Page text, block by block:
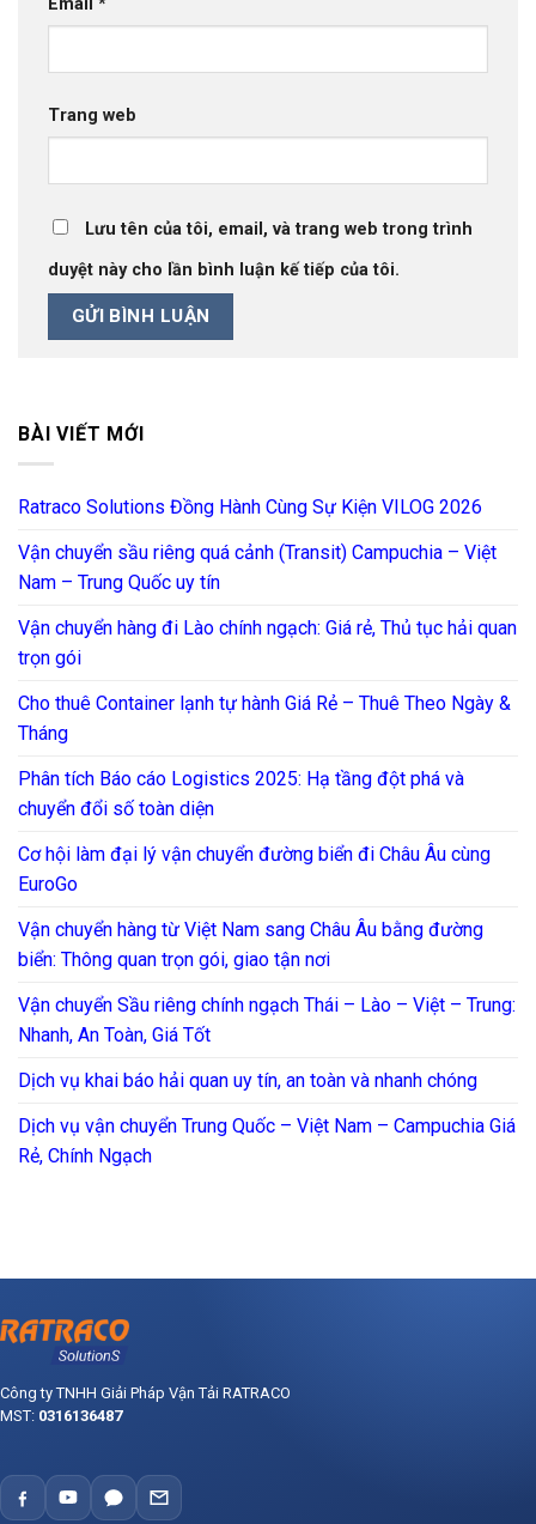
Email *
Trang web
Lưu tên của tôi, email, và trang web trong trình
duyệt này cho lần bình luận kế tiếp của tôi.
BÀI VIẾT MỚI
Ratraco Solutions Đồng Hành Cùng Sự Kiện VILOG 2026
Vận chuyển sầu riêng quá cảnh (Transit) Campuchia – Việt
Nam – Trung Quốc uy tín
Vận chuyển hàng đi Lào chính ngạch: Giá rẻ, Thủ tục hải quan
trọn gói
Cho thuê Container lạnh tự hành Giá Rẻ – Thuê Theo Ngày &
Tháng
Phân tích Báo cáo Logistics 2025: Hạ tầng đột phá và
chuyển đổi số toàn diện
Cơ hội làm đại lý vận chuyển đường biển đi Châu Âu cùng
EuroGo
Vận chuyển hàng từ Việt Nam sang Châu Âu bằng đường
biển: Thông quan trọn gói, giao tận nơi
Vận chuyển Sầu riêng chính ngạch Thái – Lào – Việt – Trung:
Nhanh, An Toàn, Giá Tốt
Dịch vụ khai báo hải quan uy tín, an toàn và nhanh chóng
Dịch vụ vận chuyển Trung Quốc – Việt Nam – Campuchia Giá
Rẻ, Chính Ngạch
Công ty TNHH Giải Pháp Vận Tải RATRACO
MST: 0316136487